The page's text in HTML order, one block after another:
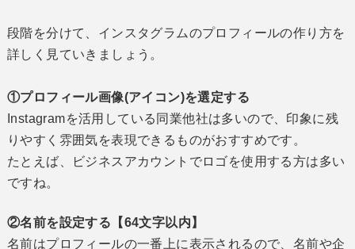
段階を分けて、インスタグラムのプロフィールの作り方を
詳しく見ていきましょう。
①プロフィール画像(アイコン)を選定する
Instagramを活用している同業他社は多いので、印象に残
りやすく雰囲気を表現できるものがおすすめです。
たとえば、ビジネスアカウントでロゴを使用する方は多い
ですね。
②名前を設定する【64文字以内】
名前はプロフィールの一番上に表示されるので、名前や企